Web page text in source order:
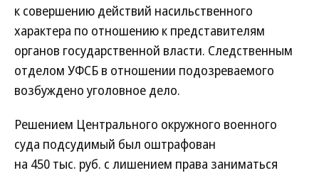
к совершению действий насильственного
характера по отношению к представителям
органов государственной власти. Следственным
отделом УФСБ в отношении подозреваемого
возбуждено уголовное дело.
Решением Центрального окружного военного
суда подсудимый был оштрафован
на 450 тыс. руб. с лишением права заниматься